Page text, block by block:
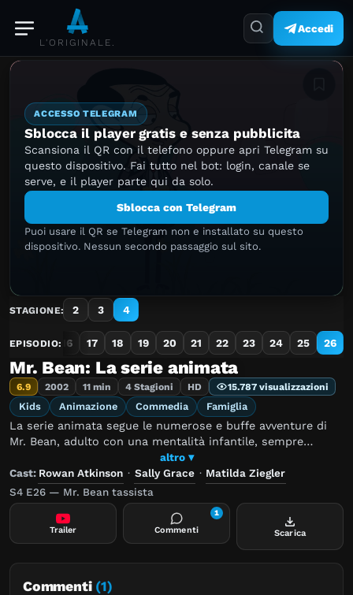
L'ORIGINALE.
Accedi
ACCESSO TELEGRAM
Sblocca il player gratis e senza pubblicita
Scansiona il QR con il telefono oppure apri Telegram su
questo dispositivo. Fai tutto nel bot: login, canale se
serve, e il player parte qui da solo.
Sblocca con Telegram
Puoi usare il QR se Telegram non e installato su questo
dispositivo. Nessun secondo passaggio sul sito.
STAGIONE: 2 3 4
EPISODIO:
14 15 16 17 18 19 20 21 22 23 24 25 26
Mr. Bean: La serie animata
6.9 2002 11 min 4 Stagioni HD 15.787 visualizzazioni
Kids Animazione Commedia Famiglia
La serie animata segue le numerose e buffe avventure di
Mr. Bean, adulto con una mentalità infantile, sempre
coinvolto in catastrofi piene d'umorismo e comicità.
altro ▾
Cast: Rowan Atkinson · Sally Grace · Matilda Ziegler
S4 E26 — Mr. Bean tassista
Trailer Commenti
1
Scarica
Commenti (1)